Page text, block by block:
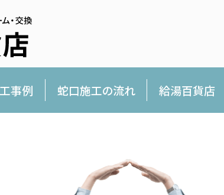
事例 蛇口施工の流れ 給湯百貨店